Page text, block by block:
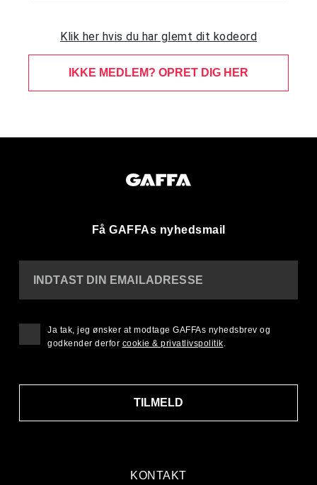
Klik her hvis du har glemt dit kodeord
IKKE MEDLEM? OPRET DIG HER
Få GAFFAs nyhedsmail
KONTAKT
INDTAST DIN EMAILADRESSE
TILMELD
Ja tak, jeg ønsker at modtage GAFFAs nyhedsbrev og
godkender derfor cookie & privatlivspolitik